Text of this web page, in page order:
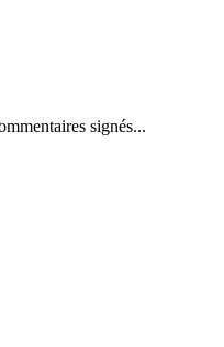
signés...